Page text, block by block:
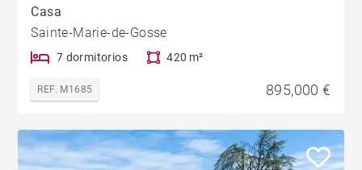
Casa
Sainte-Marie-de-Gosse
7 dormitorios 420 m²
REF. M1685 895,000 €